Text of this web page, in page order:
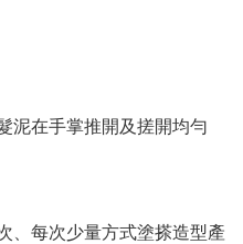
泥在手掌推開及搓開均勻
、每次少量方式塗搽造型產